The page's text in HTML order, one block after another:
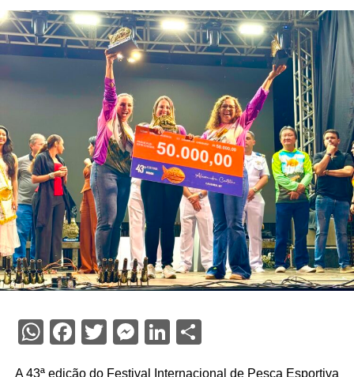
WhatsApp
Facebook
Twitter
Messenger
LinkedIn
Share
A 43ª edição do Festival Internacional de Pesca Esportiva